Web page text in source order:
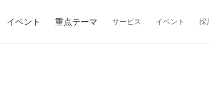
イベント 重点テーマ サービス イベント 採